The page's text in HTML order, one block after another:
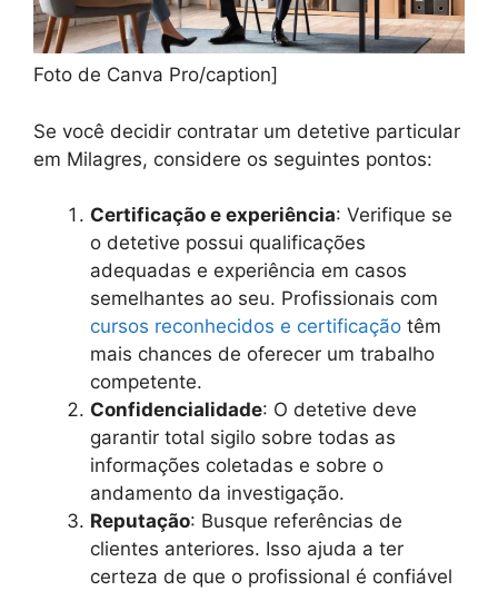
Foto de Canva Pro/caption]
Se você decidir contratar um detetive particular
em Milagres, considere os seguintes pontos:
Certificação e experiência: Verifique se
o detetive possui qualificações
adequadas e experiência em casos
semelhantes ao seu. Profissionais com
cursos reconhecidos e certificação têm
mais chances de oferecer um trabalho
competente.
Confidencialidade: O detetive deve
garantir total sigilo sobre todas as
informações coletadas e sobre o
andamento da investigação.
Reputação: Busque referências de
clientes anteriores. Isso ajuda a ter
certeza de que o profissional é confiável